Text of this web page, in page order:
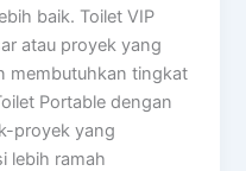
baik. Toilet VIP
atau proyek yang
membutuhkan tingkat
Portable dengan
proyek yang
lebih ramah